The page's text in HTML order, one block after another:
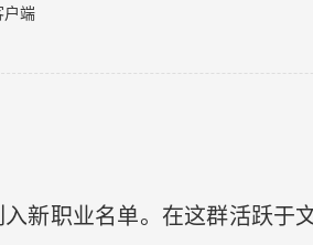
户端
新职业名单。在这群活跃于